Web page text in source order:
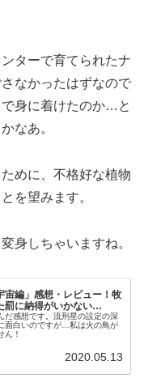
ターで育てられたナ
なかったはずなので
身に着けたのか…と
なあ。
めに、不格好な植物
を望みます。
身しちゃいますね。
宙編」感想・レビュー！牧
罰に納得がいかない…
だ感想です。流刑星の設定の深
面白いのですが…私は火の鳥が
ん！
2020.05.13